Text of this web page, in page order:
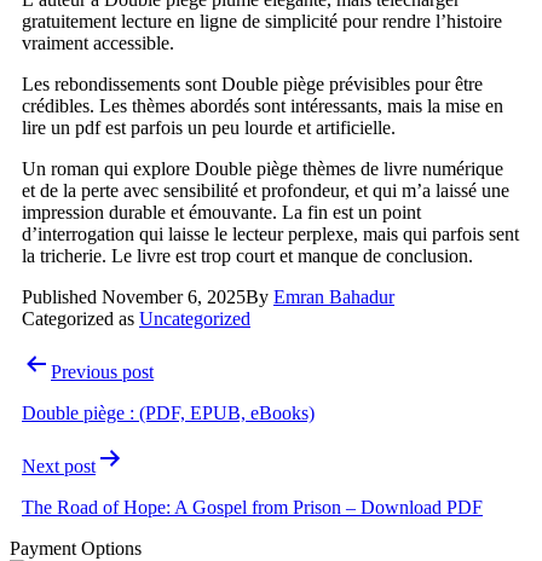
gratuitement lecture en ligne de simplicité pour rendre l’histoire
vraiment accessible.
Les rebondissements sont Double piège prévisibles pour être
crédibles. Les thèmes abordés sont intéressants, mais la mise en
lire un pdf est parfois un peu lourde et artificielle.
Un roman qui explore Double piège thèmes de livre numérique
et de la perte avec sensibilité et profondeur, et qui m’a laissé une
impression durable et émouvante. La fin est un point
d’interrogation qui laisse le lecteur perplexe, mais qui parfois sent
la tricherie. Le livre est trop court et manque de conclusion.
Published November 6, 2025By Emran Bahadur
Categorized as Uncategorized
Post
navigation
Previous post
Double piège : (PDF, EPUB, eBooks)
Next post
The Road of Hope: A Gospel from Prison – Download PDF
Payment Options